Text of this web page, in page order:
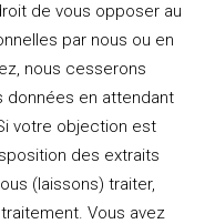
de vous opposer au
par nous ou en
nous cesserons
données en attendant
votre objection est
des extraits
(laissons) traiter,
Vous avez